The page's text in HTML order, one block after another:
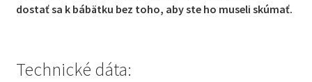
dostať sa k bábätku bez toho, aby ste ho museli skúmať.
Technické dáta: